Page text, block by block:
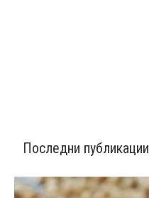
Последни публикации